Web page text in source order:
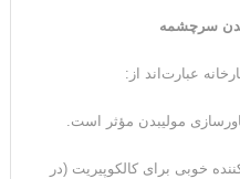
سرچشمه
عبارت‌اند از:
مولیبدن مؤثر است.
خوبی برای کالکوپیریت (در